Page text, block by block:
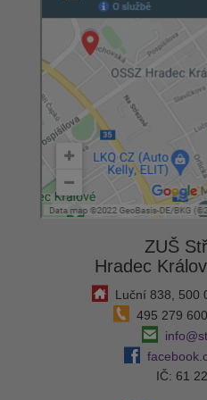
ZUŠ
Hradec
Luční 838, 500
495 279
IČ: 61